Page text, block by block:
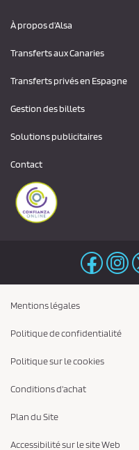
À propos d'Alsa
Transferts aux Canaries
Transferts privés en Espagne
Gestion des billets
Solutions publicitaires
Contact
Mentions légales
Politique de confidentialité
Politique sur le cookies
Conditions d'achat
Plan du Site
Accessibilité sur le site Web